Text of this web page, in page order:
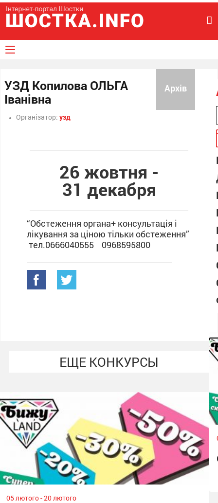
Архів
УЗД Копилова ОЛЬГА
Іванівна
Організатор:узд
26 жовтня -
31 декабря
“Обстеження органа+ консультація і
лікування за ціною тільки обстеження”
тел.0666040555 0968595800
ЕЩЕ КОНКУРСЫ
05 лютого - 20 лютого